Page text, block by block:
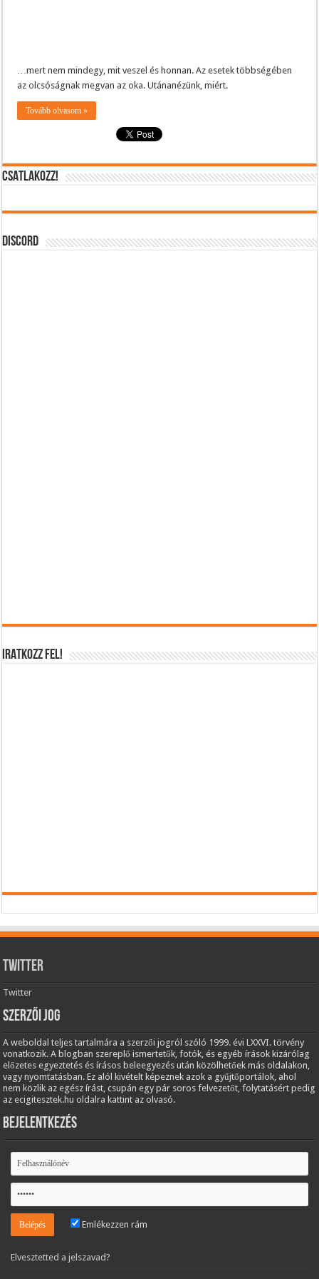
…mert nem mindegy, mit veszel és honnan. Az esetek többségében
az olcsóságnak megvan az oka. Utánanézünk, miért.
Tovább olvasom »
CSATLAKOZZ!
DISCORD
IRATKOZZ FEL!
Twitter
Twitter
Szerzői jog
A weboldal teljes tartalmára a szerzői jogról szóló 1999. évi LXXVI. törvény
vonatkozik. A blogban szereplő ismertetők, fotók, és egyéb írások kizárólag
előzetes egyeztetés és írásos beleegyezés után közölhetőek más oldalakon,
vagy nyomtatásban. Ez alól kivételt képeznek azok a gyűjtőportálok, ahol
nem közlik az egész írást, csupán egy pár soros felvezetőt, folytatásért pedig
az ecigitesztek.hu oldalra kattint az olvasó.
Bejelentkezés
Emlékezzen rám
Elvesztetted a jelszavad?